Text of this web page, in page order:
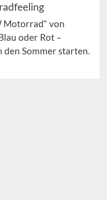
Motorrad“ von
oder Rot –
Sommer starten.